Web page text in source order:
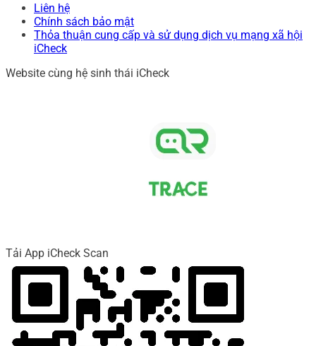
Liên hệ
Chính sách bảo mật
Thỏa thuận cung cấp và sử dụng dịch vụ mạng xã hội
iCheck
Website cùng hệ sinh thái iCheck
Tải App iCheck Scan